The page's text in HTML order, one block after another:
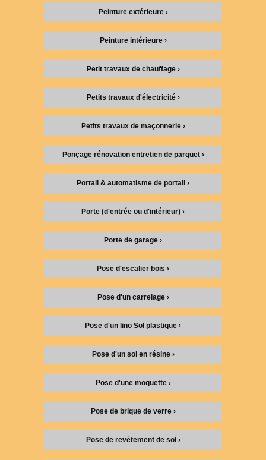
Peinture extérieure ›
Peinture intérieure ›
Petit travaux de chauffage ›
Petits travaux d'électricité ›
Petits travaux de maçonnerie ›
Ponçage rénovation entretien de parquet ›
Portail & automatisme de portail ›
Porte (d'entrée ou d'intérieur) ›
Porte de garage ›
Pose d'escalier bois ›
Pose d'un carrelage ›
Pose d'un lino Sol plastique ›
Pose d'un sol en résine ›
Pose d'une moquette ›
Pose de brique de verre ›
Pose de revêtement de sol ›